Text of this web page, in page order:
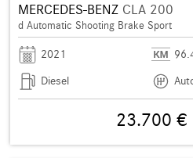
MERCEDES-BENZ CLA 200
d Automatic Shooting Brake Sport
2021
Diesel
23.700 €